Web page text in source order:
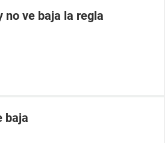
no ve baja la regla
baja